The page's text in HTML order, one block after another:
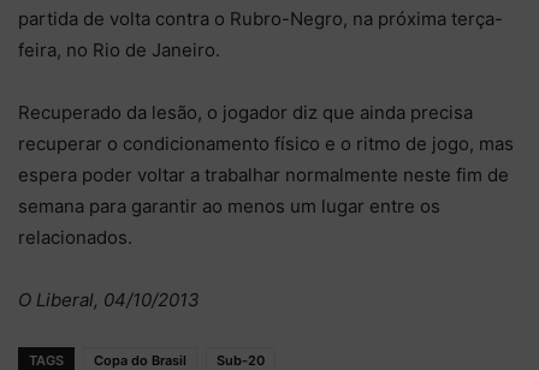
partida de volta contra o Rubro-Negro, na próxima terça-
feira, no Rio de Janeiro.
Recuperado da lesão, o jogador diz que ainda precisa
recuperar o condicionamento físico e o ritmo de jogo, mas
espera poder voltar a trabalhar normalmente neste fim de
semana para garantir ao menos um lugar entre os
relacionados.
O Liberal, 04/10/2013
TAGS Copa do Brasil Sub-20